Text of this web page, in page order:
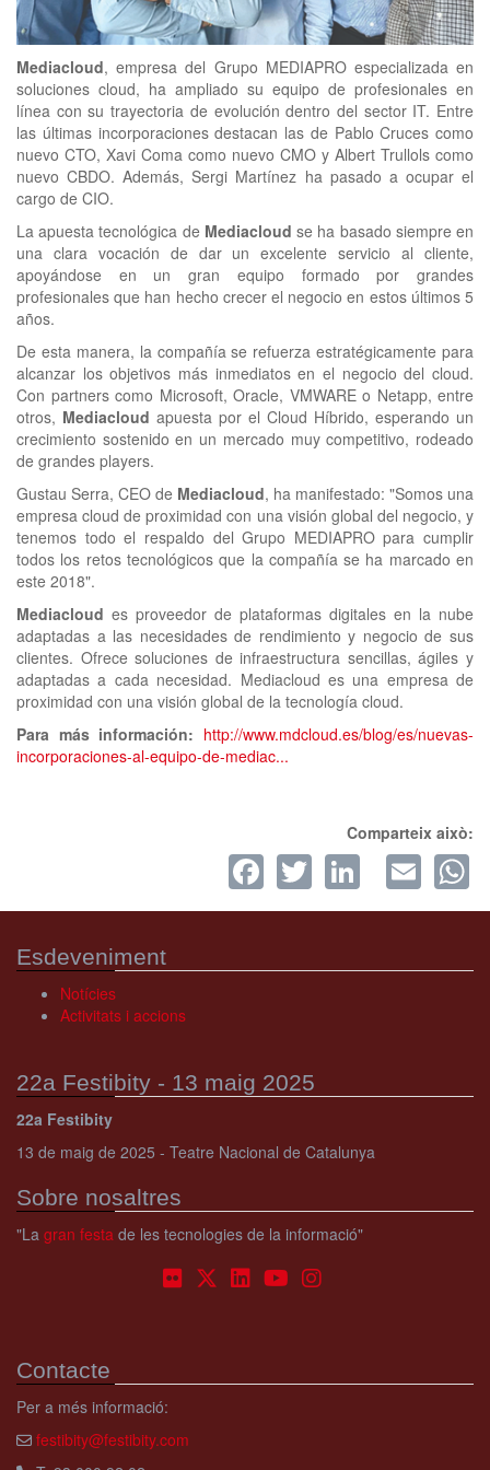
Mediacloud, empresa del Grupo MEDIAPRO especializada en
soluciones cloud, ha ampliado su equipo de profesionales en
línea con su trayectoria de evolución dentro del sector IT. Entre
las últimas incorporaciones destacan las de Pablo Cruces como
nuevo CTO, Xavi Coma como nuevo CMO y Albert Trullols como
nuevo CBDO. Además, Sergi Martínez ha pasado a ocupar el
cargo de CIO.
La apuesta tecnológica de Mediacloud se ha basado siempre en
una clara vocación de dar un excelente servicio al cliente,
apoyándose en un gran equipo formado por grandes
profesionales que han hecho crecer el negocio en estos últimos 5
años.
De esta manera, la compañía se refuerza estratégicamente para
alcanzar los objetivos más inmediatos en el negocio del cloud.
Con partners como Microsoft, Oracle, VMWARE o Netapp, entre
otros, Mediacloud apuesta por el Cloud Híbrido, esperando un
crecimiento sostenido en un mercado muy competitivo, rodeado
de grandes players.
Gustau Serra, CEO de Mediacloud, ha manifestado: "Somos una
empresa cloud de proximidad con una visión global del negocio, y
tenemos todo el respaldo del Grupo MEDIAPRO para cumplir
todos los retos tecnológicos que la compañía se ha marcado en
este 2018".
Mediacloud es proveedor de plataformas digitales en la nube
adaptadas a las necesidades de rendimiento y negocio de sus
clientes. Ofrece soluciones de infraestructura sencillas, ágiles y
adaptadas a cada necesidad. Mediacloud es una empresa de
proximidad con una visión global de la tecnología cloud.
Para más información: http://www.mdcloud.es/blog/es/nuevas-
incorporaciones-al-equipo-de-mediac...
Comparteix això:
Facebook
Twitter
Esdeveniment
Notícies
Activitats i accions
22a Festibity - 13 maig 2025
22a Festibity
13 de maig de 2025 - Teatre Nacional de Catalunya
Sobre nosaltres
"La gran festa de les tecnologies de la informació"
Contacte
Per a més informació:
festibity@festibity.com